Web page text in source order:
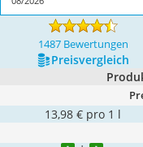
1487 Bewertungen
Preis­vergleich
13,98 € pro 1 l